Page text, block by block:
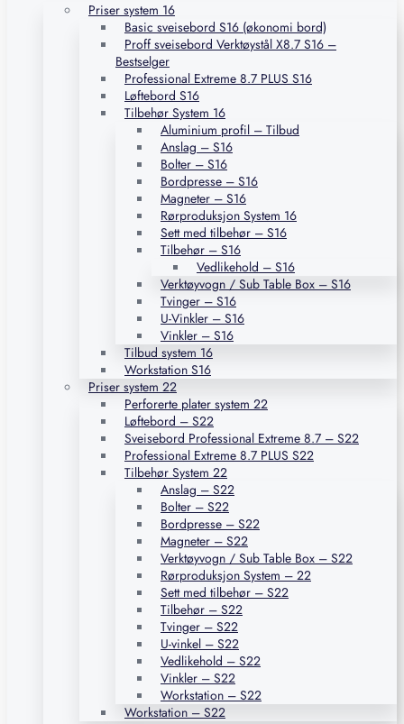
Priser system 16
Basic sveisebord S16 (økonomi bord)
Proff sveisebord Verktøystål X8.7 S16 –
Bestselger
Professional Extreme 8.7 PLUS S16
Løftebord S16
Tilbehør System 16
Aluminium profil – Tilbud
Anslag – S16
Bolter – S16
Bordpresse – S16
Magneter – S16
Rørproduksjon System 16
Sett med tilbehør – S16
Tilbehør – S16
Vedlikehold – S16
Verktøyvogn / Sub Table Box – S16
Tvinger – S16
U-Vinkler – S16
Vinkler – S16
Tilbud system 16
Workstation S16
Priser system 22
Perforerte plater system 22
Løftebord – S22
Sveisebord Professional Extreme 8.7 – S22
Professional Extreme 8.7 PLUS S22
Tilbehør System 22
Anslag – S22
Bolter – S22
Bordpresse – S22
Magneter – S22
Verktøyvogn / Sub Table Box – S22
Rørproduksjon System – 22
Sett med tilbehør – S22
Tilbehør – S22
Tvinger – S22
U-vinkel – S22
Vedlikehold – S22
Vinkler – S22
Workstation – S22
Workstation – S22